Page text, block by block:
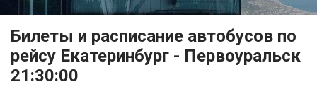
Билеты и расписание автобусов по
рейсу Екатеринбург - Первоуральск
21:30:00